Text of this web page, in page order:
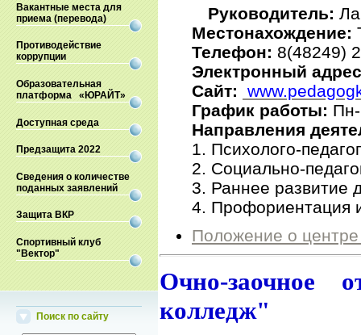
Вакантные места для
приема (перевода)
Противодействие
коррупции
Образовательная
платформа «ЮРАЙТ»
Доступная среда
Предзащита 2022
Сведения о количестве
поданных заявлений
Защита ВКР
Спортивный клуб
"Вектор"
Поиск по сайту
Руководитель:
Местонахождение:
Телефон: 8(48249)
Электронный
Сайт:
График работы:
Направления
1. Психолого-
2. Социально-
3. Раннее развитие
4. Профориентация
Положение о центре
Очно-заочное
колледж"